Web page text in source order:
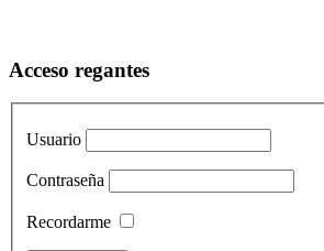
Acceso regantes
Usuario
Contraseña
Recordarme